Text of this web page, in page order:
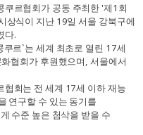
르협회가 공동 주최한 '제1회
상식이 지난 19일 서울 강북구에
다.
르`는 세계 최초로 열린 17세
협회가 후원했으며, 서울에서
회는 전 세계 17세 이하 재능
연구할 수 있는 동기를
수준 높은 첨삭을 받을 수